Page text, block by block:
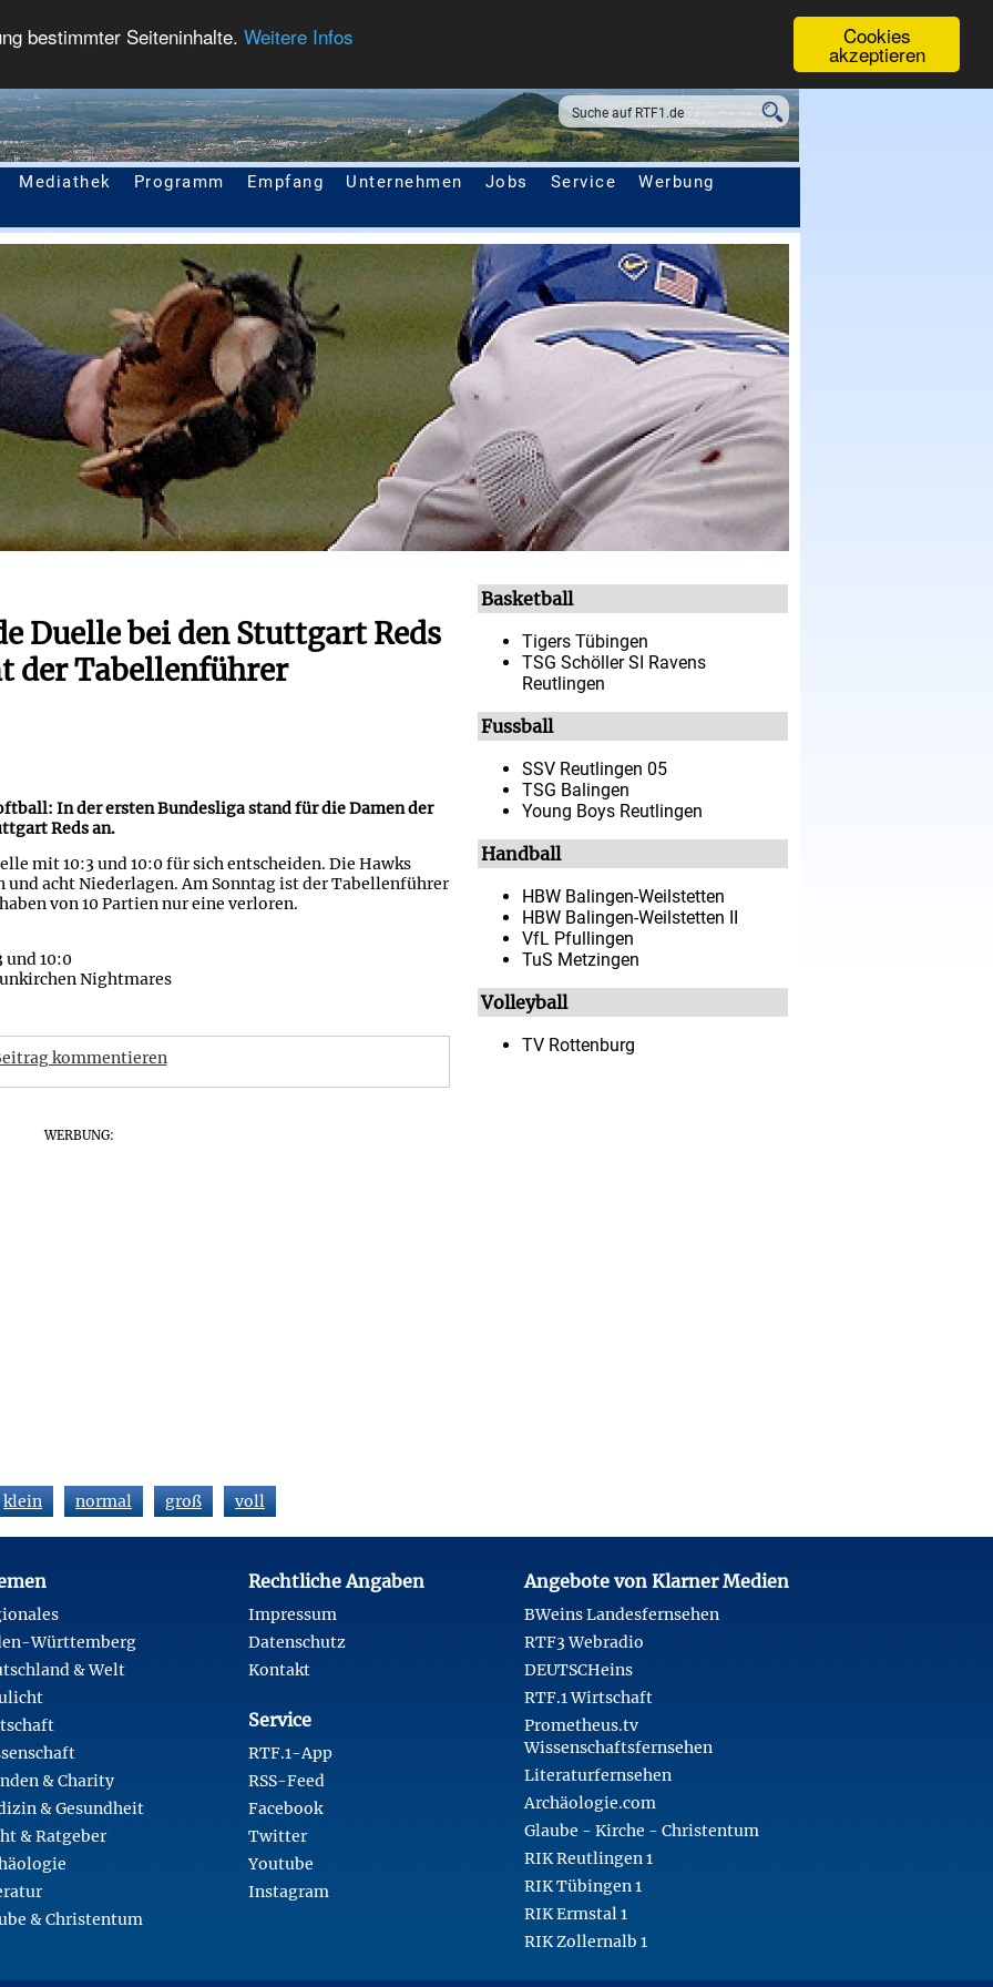
Cookies
akzeptieren
bestimmter Seiteninhalte. Weitere Infos
Mediathek Programm Empfang Unternehmen Jobs Service Werbung
Duelle bei den Stuttgart Reds
der Tabellenführer
In der ersten Bundesliga stand für die Damen der
Reds an.
mit 10:3 und 10:0 für sich entscheiden. Die Hawks
und acht Niederlagen. Am Sonntag ist der Tabellenführer
von 10 Partien nur eine verloren.
und 10:0
Nightmares
kommentieren
WERBUNG:
klein normal groß voll
Basketball
Tigers Tübingen
TSG Schöller SI Ravens
Reutlingen
Fussball
SSV Reutlingen 05
TSG Balingen
Young Boys Reutlingen
Handball
HBW Balingen-Weilstetten
HBW Balingen-Weilstetten II
VfL Pfullingen
TuS Metzingen
Volleyball
TV Rottenburg
Württemberg
& Welt
& Charity
& Gesundheit
& Ratgeber
& Christentum
Rechtliche Angaben
Impressum
Datenschutz
Kontakt
Service
RTF.1-App
RSS-Feed
Facebook
Twitter
Youtube
Instagram
Angebote von Klarner Medien
BWeins Landesfernsehen
RTF3 Webradio
DEUTSCHeins
RTF.1 Wirtschaft
Prometheus.tv
Wissenschaftsfernsehen
Literaturfernsehen
Archäologie.com
Glaube - Kirche - Christentum
RIK Reutlingen 1
RIK Tübingen 1
RIK Ermstal 1
RIK Zollernalb 1